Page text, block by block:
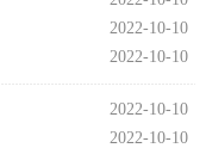
2022-10-10
2022-10-10
2022-10-10
2022-10-10